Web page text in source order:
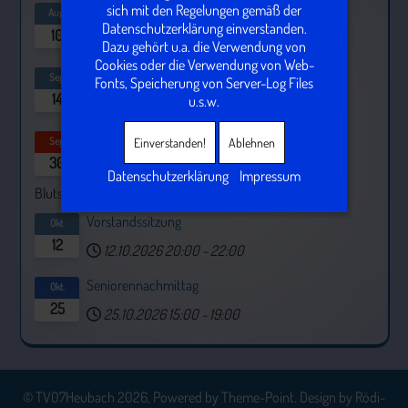
10
Aug.
Vorstandssitzung
10.08.2026 20:00 - 22:00
14
Sep.
Vorstandssitzung
20:00-22:00
30
Sep.
DRK: Blutspende
30.09.202616:30
Blutspende
12
Okt.
Vorstandssitzung
12.10.202620:00 - 22:00
25
Okt.
Seniorennachmittag
25.10.2026 15:00 - 19:00
© TV07Heubach 2026, Powered by Theme-Point . Design by Rödi-
sich mit den Regelungen gemäß der
Datenschutzerklärung einverstanden.
Dazu gehört u.a. die Verwendung von
Cookies oder die Verwendung von Web-
Fonts, Speicherung von Server-Log Files
u.s.w.
Einverstanden! Ablehnen
Datenschutzerklärung Impressum